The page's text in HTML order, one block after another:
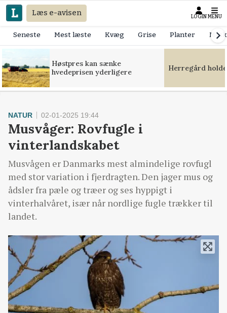
Læs e-avisen LOGIN MENU
Seneste Mest læste Kvæg Grise Planter
Høstpres kan sænke
hvedeprisen yderligere
Herregård
NATUR 02-01-2025 19:44
Musvåger: Rovfugle i
vinterlandskabet
Musvågen er Danmarks mest almindelige rovfugl
med stor variation i fjerdragten. Den jager mus og
ådsler fra pæle og træer og ses hyppigt i
vinterhalvåret, især når nordlige fugle trækker til
landet.